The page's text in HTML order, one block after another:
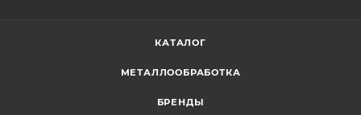
КАТАЛОГ
МЕТАЛЛООБРАБОТКА
БРЕНДЫ